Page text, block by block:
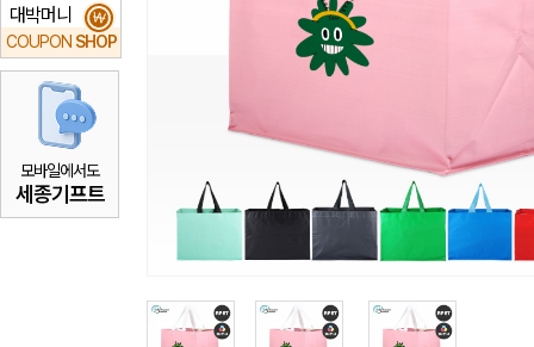
대박머니
COUPON SHOP
₩
모바일에서도
세종기프트